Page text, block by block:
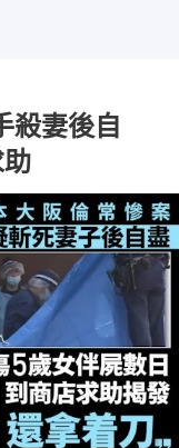
殺妻後自